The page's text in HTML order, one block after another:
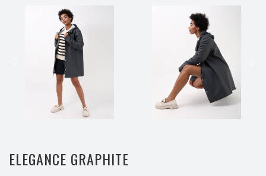
ELEGANCE GRAPHITE